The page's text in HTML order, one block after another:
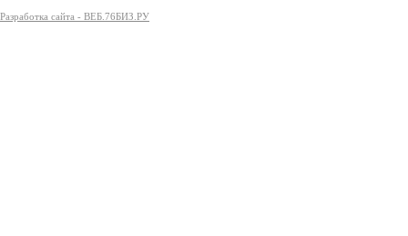
Разработка сайта - ВЕБ.76БИЗ.РУ